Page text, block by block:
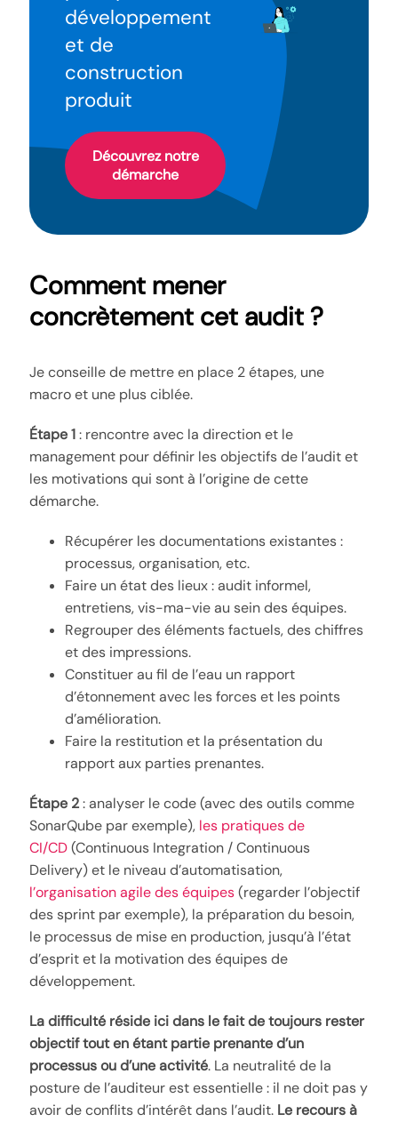
développement
et de
construction
produit
Découvrez notre
démarche
Comment mener
concrètement cet audit ?
Je conseille de mettre en place 2 étapes, une
macro et une plus ciblée.
Étape 1: rencontre avec la direction et le
management pour définir les objectifs de l’audit et
les motivations qui sont à l’origine de cette
démarche.
Récupérer les documentations existantes :
processus, organisation, etc.
Faire un état des lieux : audit informel,
entretiens, vis-ma-vie au sein des équipes.
Regrouper des éléments factuels, des chiffres
et des impressions.
Constituer au fil de l’eau un rapport
d’étonnement avec les forces et les points
d’amélioration.
Faire la restitution et la présentation du
rapport aux parties prenantes.
Étape 2: analyser le code (avec des outils comme
SonarQube par exemple), les pratiques de
CI/CD(Continuous Integration / Continuous
Delivery) et le niveau d’automatisation,
l’organisation agile des équipes(regarder l’objectif
des sprint par exemple), la préparation du besoin,
le processus de mise en production, jusqu’à l’état
d’esprit et la motivation des équipes de
développement.
La difficulté réside ici dans le fait de toujours rester
objectif tout en étant partie prenante d’un
processus ou d’une activité. La neutralité de la
posture de l’auditeur est essentielle : il ne doit pas y
avoir de conflits d’intérêt dans l’audit. Le recours à